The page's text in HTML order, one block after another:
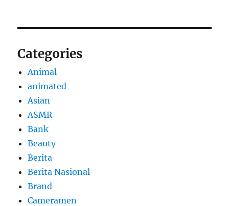
Categories
Animal
animated
Asian
ASMR
Bank
Beauty
Berita
Berita Nasional
Brand
Cameramen